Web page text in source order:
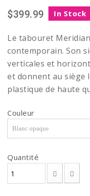
$399.99 In Stock
Le tabouret
contemporain. Son
verticales et
et donnent au siège
plastique de haute
Couleur
Quantité